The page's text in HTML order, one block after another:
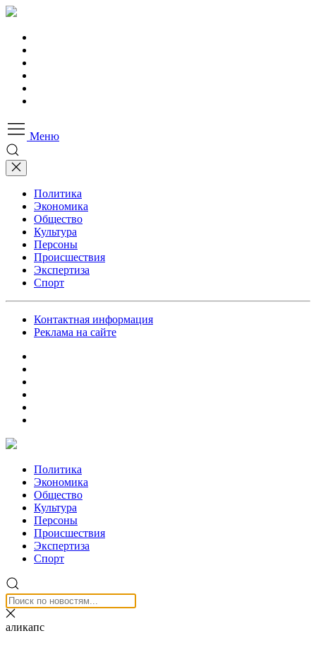
Меню
Политика
Экономика
Общество
Культура
Персоны
Происшествия
Экспертиза
Спорт
Контактная информация
Реклама на сайте
Политика
Экономика
Общество
Культура
Персоны
Происшествия
Экспертиза
Спорт
аликапс